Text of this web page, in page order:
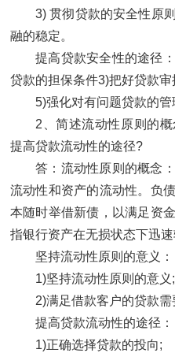
3) 贯彻贷款的安全性原
融的稳定。
提高贷款安全性的途径
贷款的担保条件3)把好贷款
5)强化对有问题贷款的管
2、简述流动性原则的
提高贷款流动性的途径?
答：流动性原则的概念
流动性和资产的流动性。负
本随时举借新债，以满足资
指银行资产在无损状态下迅速
坚持流动性原则的意义：
1)坚持流动性原则的意义;
2)满足借款客户的贷款需
提高贷款流动性的途径：
1)正确选择贷款的投向;